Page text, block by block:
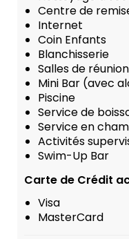
Centre de
Internet
Coin Enfants
Blanchisserie
Salles de
Mini Bar (avec
Piscine
Service de
Service en
Activités
Swim-Up Bar
Carte de Crédit
Visa
MasterCard